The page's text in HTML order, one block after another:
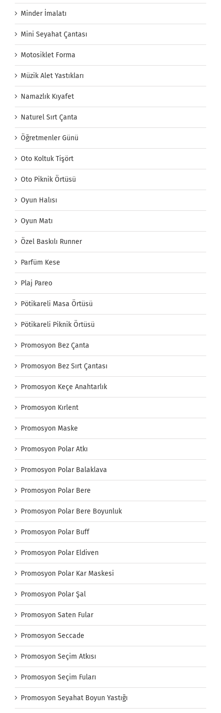
Minder İmalatı
Mini Seyahat Çantası
Motosiklet Forma
Müzik Alet Yastıkları
Namazlık Kıyafet
Naturel Sırt Çanta
Öğretmenler Günü
Oto Koltuk Tişört
Oto Piknik Örtüsü
Oyun Halısı
Oyun Matı
Özel Baskılı Runner
Parfüm Kese
Plaj Pareo
Pötikareli Masa Örtüsü
Pötikareli Piknik Örtüsü
Promosyon Bez Çanta
Promosyon Bez Sırt Çantası
Promosyon Keçe Anahtarlık
Promosyon Kırlent
Promosyon Maske
Promosyon Polar Atkı
Promosyon Polar Balaklava
Promosyon Polar Bere
Promosyon Polar Bere Boyunluk
Promosyon Polar Buff
Promosyon Polar Eldiven
Promosyon Polar Kar Maskesi
Promosyon Polar Şal
Promosyon Saten Fular
Promosyon Seccade
Promosyon Seçim Atkısı
Promosyon Seçim Fuları
Promosyon Seyahat Boyun Yastığı